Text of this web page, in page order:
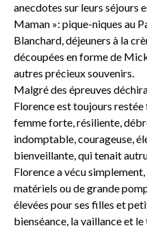
anecdotes sur leurs séjours
Maman »: pique-niques au
Blanchard, déjeuners à la
découpées en forme de
autres précieux souvenirs.
Malgré des épreuves
Florence est toujours restée
femme forte, résiliente,
indomptable, courageuse,
bienveillante, qui tenait
Florence a vécu
matériels ou de grande
élevées pour ses filles et
bienséance, la vaillance et